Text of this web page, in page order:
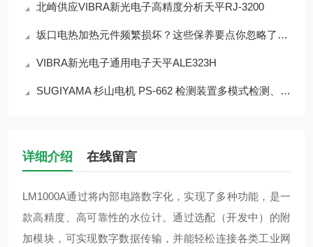
北崎供应VIBRA新光电子高精度分析天平RJ-3200
坂口电热加热元件频繁损坏？这些保养要点你忽略了吗？
VIBRA新光电子通用电子天平ALE323H
SUGIYAMA 杉山电机 PS-662 检测装置多模式检测、高速响应、高可靠
详细介绍 在线留言
LM1000A通过将内部电路数字化，实现了多种功能，是一
款高精度、高可靠性的水位计。通过选配（开发中）的附
加模块，可实现数字数据传输，并能轻松连接各类工业网